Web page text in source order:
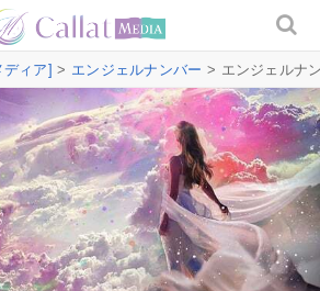
ィア] > エンジェルナンバー > エンジェルナ